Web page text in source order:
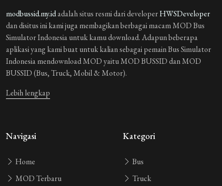
modbussid.my.idadalah situs resmi dari developerHWSDeveloper
dan disitus ini kami juga membagikan berbagai macam MOD Bus
Simulator Indonesia untuk kamu download. Adapun beberapa
aplikasi yang kami buat untuk kalian sebagai pemain Bus Simulator
Indonesia mendownload MOD yaitu MOD BUSSID dan MOD
BUSSID (Bus, Truck, Mobil & Motor).
Lebih lengkap
Navigasi
Home
MOD Terbaru
Kategori
Bus
Truck